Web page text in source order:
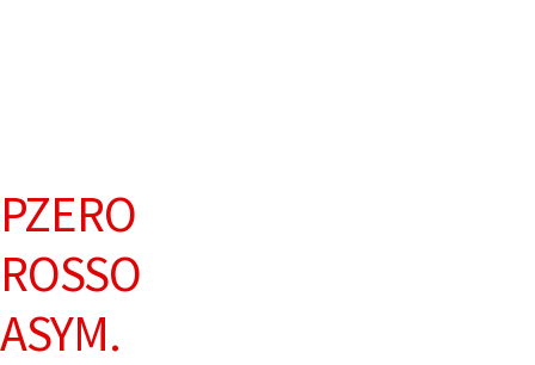
PZERO
ROSSO
ASYM.